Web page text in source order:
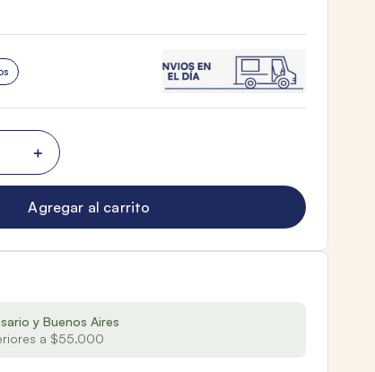
＋
Agregar al carrito
y Buenos Aires
a $55.000